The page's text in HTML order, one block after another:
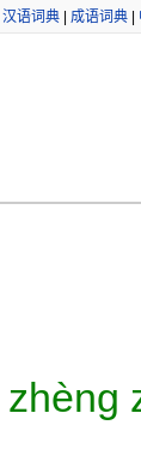
汉语词典 成语词典
zhèng